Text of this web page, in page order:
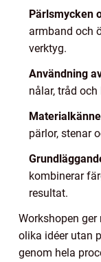
Pärlsmycken
armband och
verktyg.
Användning
nålar, tråd
pärlor, stenar
kombinerar
resultat.
Workshopen
olika idéer utan
genom hela